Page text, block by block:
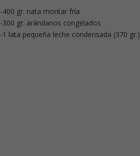
-400 gr. nata montar fría
-300 gr. arándanos congelados
-1 lata pequeña leche condensada (370 gr.)